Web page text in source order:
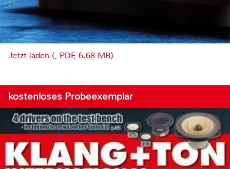
Jetzt laden (, PDF, 6.68 MB)
kostenloses Probeexemplar